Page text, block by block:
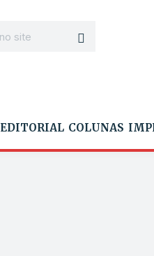
EDITORIAL COLUNAS